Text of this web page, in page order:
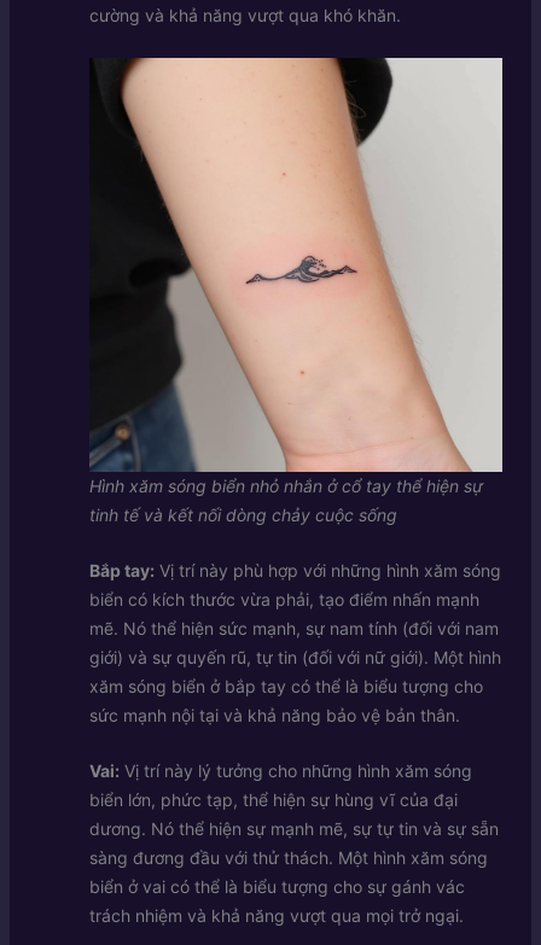
cường và khả năng vượt qua khó khăn.
Hình xăm sóng biển nhỏ nhắn ở cổ tay thể hiện sự
tinh tế và kết nối dòng chảy cuộc sống
Bắp tay: Vị trí này phù hợp với những hình xăm sóng
biển có kích thước vừa phải, tạo điểm nhấn mạnh
mẽ. Nó thể hiện sức mạnh, sự nam tính (đối với nam
giới) và sự quyến rũ, tự tin (đối với nữ giới). Một hình
xăm sóng biển ở bắp tay có thể là biểu tượng cho
sức mạnh nội tại và khả năng bảo vệ bản thân.
Vai: Vị trí này lý tưởng cho những hình xăm sóng
biển lớn, phức tạp, thể hiện sự hùng vĩ của đại
dương. Nó thể hiện sự mạnh mẽ, sự tự tin và sự sẵn
sàng đương đầu với thử thách. Một hình xăm sóng
biển ở vai có thể là biểu tượng cho sự gánh vác
trách nhiệm và khả năng vượt qua mọi trở ngại.